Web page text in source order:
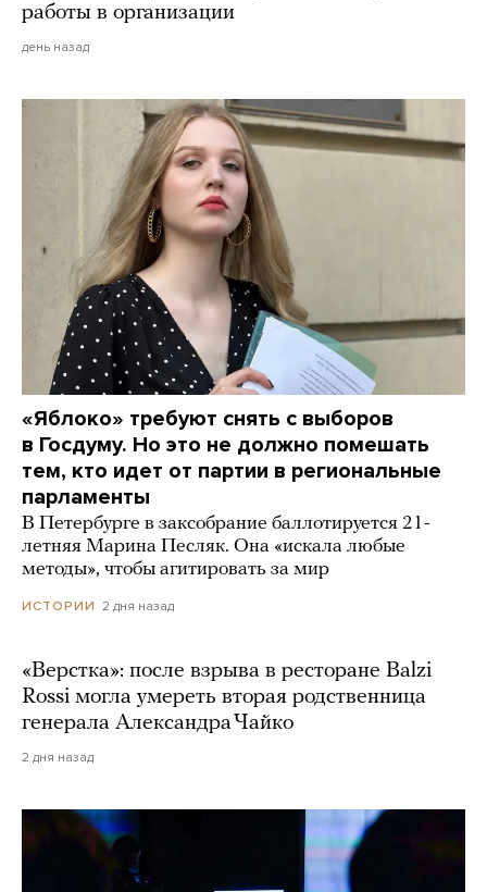
работы в организации
день назад
«Яблоко» требуют снять с выборов
в Госдуму. Но это не должно помешать
тем, кто идет от партии в региональные
парламенты
В Петербурге в заксобрание баллотируется 21-
летняя Марина Песляк. Она «искала любые
методы», чтобы агитировать за мир
ИСТОРИИ 2 дня назад
«Верстка»: после взрыва в ресторане Balzi
Rossi могла умереть вторая родственница
генерала Александра Чайко
2 дня назад